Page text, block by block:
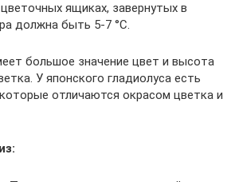
ящиках, завернутых в
должна быть 5-7 °С.
большое значение цвет и высота
У японского гладиолуса есть
отличаются окрасом цветка и